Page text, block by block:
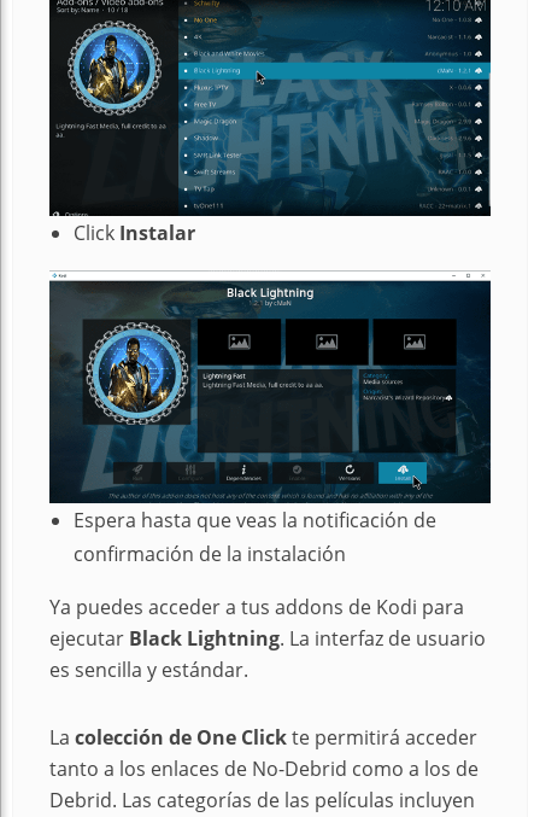
Click Instalar
Espera hasta que veas la notificación de
confirmación de la instalación
Ya puedes acceder a tus addons de Kodi para
ejecutar Black Lightning. La interfaz de usuario
es sencilla y estándar.
La colección de One Clickte permitirá acceder
tanto a los enlaces de No-Debrid como a los de
Debrid. Las categorías de las películas incluyen